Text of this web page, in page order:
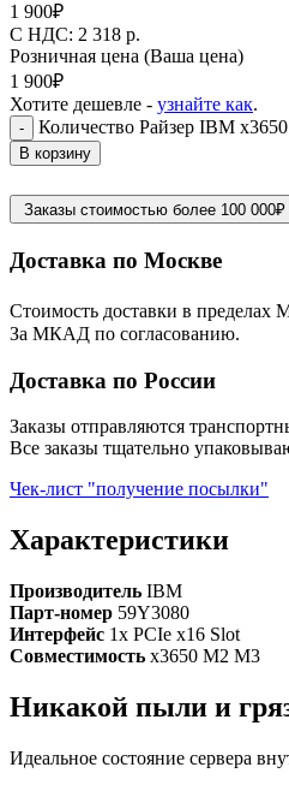
1 900₽
C НДС: 2 318 р.
Розничная цена (Ваша цена)
1 900₽
Хотите дешевле - узнайте как.
- Количество Райзер IBM
В корзину
Заказы стоимостью более 100
Доставка по Москве
Стоимость доставки в
За МКАД по согласованию.
Доставка по России
Заказы отправляются
Все заказы тщательно
Чек-лист "получение посылки"
Характеристики
Производитель IBM
Парт-номер 59Y3080
Интерфейс 1x PCIe x16 Slot
Совместимость x3650 M2 M3
Никакой пыли и
Идеальное состояние сервера